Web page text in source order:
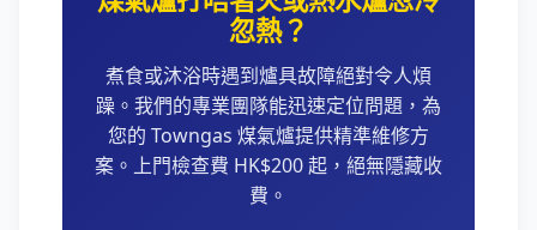
忽熱？
煮食或沐浴時遇到爐具故障絕對令人煩
躁。我們的專業團隊能迅速定位問題，為
您的 Towngas 煤氣爐提供精準維修方
案。上門檢查費 HK$200 起，絕無隱藏收
費。